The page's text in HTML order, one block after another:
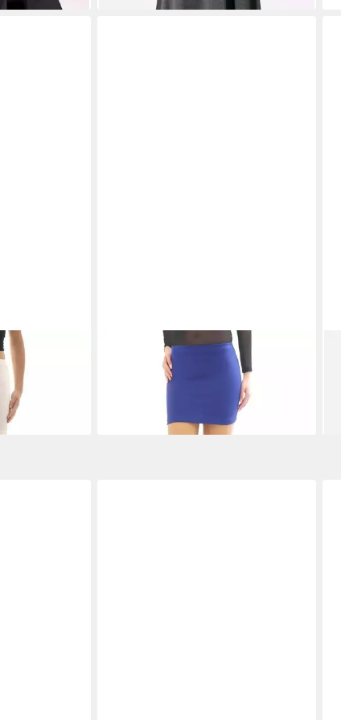
Minirock Minirock Bleistiftrock
Mini Rock Figurbetont Stretch